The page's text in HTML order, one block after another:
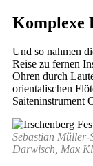
Komplexe
Und so nahmen
Reise zu fernen
Ohren durch
orientalischen
Saiteninstrument
Sebastian Müller-
Darwisch, Max